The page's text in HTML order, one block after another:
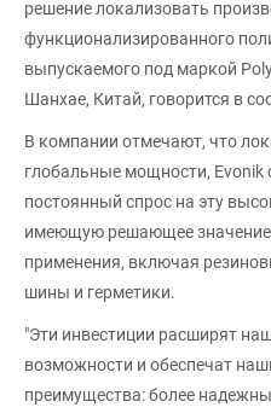
решение локализовать
функционализированного
выпускаемого под маркой
Шанхае, Китай, говорится в
В компании отмечают, что
глобальные мощности, Evonik
постоянный спрос на эту
имеющую решающее значение
применения, включая
шины и герметики.
"Эти инвестиции расширят
возможности и обеспечат
преимущества: более